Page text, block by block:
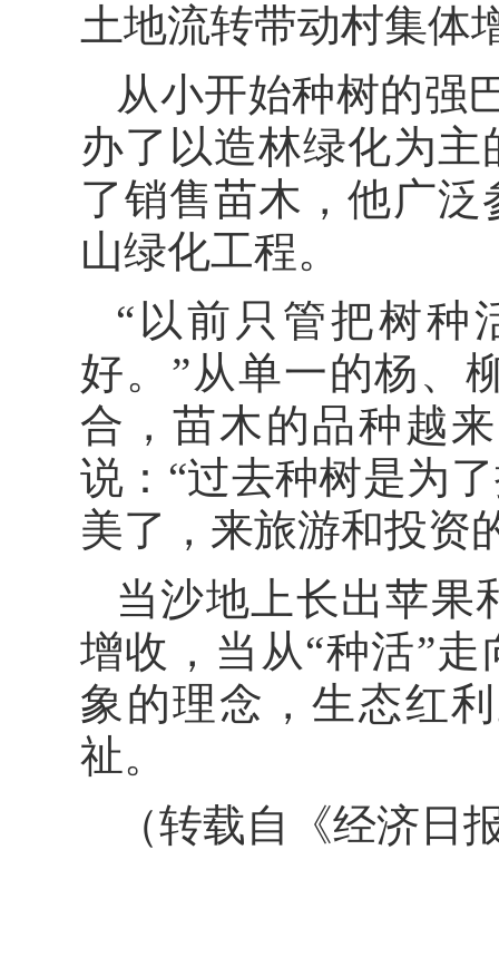
土地流转带动村集体
从小开始种树的强
办了以造林绿化为
了销售苗木，他广
山绿化工程。
“以前只管把树种
好。”从单一的杨、
合，苗木的品种越
说：“过去种树是为
美了，来旅游和投资
当沙地上长出苹果
增收，当从“种活”
象的理念，生态红
祉。
（转载自《经济日